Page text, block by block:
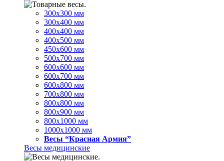
300х300 мм
300х400 мм
400х400 мм
400х500 мм
450х600 мм
500х700 мм
600х600 мм
600х700 мм
600х800 мм
700х800 мм
800х800 мм
800х900 мм
800х1000 мм
1000х1000 мм
Весы “Красная Армия”
Весы медицинские